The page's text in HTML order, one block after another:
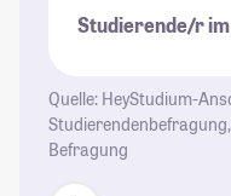
Studierende/r im
Quelle: HeyStudium-
Befragung